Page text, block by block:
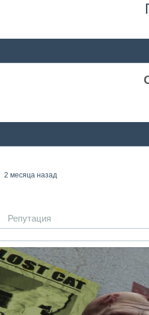
2 месяца назад
Репутация